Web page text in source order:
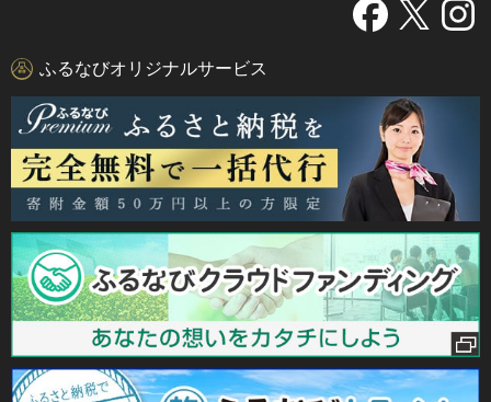
ふるなびオリジナルサービス